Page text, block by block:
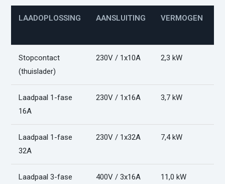
LAADOPLOSSING AANSLUITING VERMOGEN
Stopcontact
(thuislader)
230V / 1x10A 2,3 kW
Laadpaal 1-fase
16A
230V / 1x16A 3,7 kW
Laadpaal 1-fase
32A
230V / 1x32A 7,4 kW
Laadpaal 3-fase 400V / 3x16A 11,0 kW